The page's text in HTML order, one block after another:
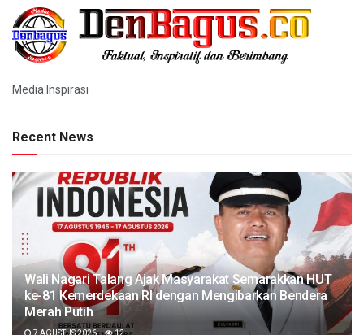
Media Inspirasi
Recent News
Wali Nagari Talang Ajak Masyarakat Semarakkan HUT
ke-81 Kemerdekaan RI dengan Mengibarkan Bendera
Merah Putih
7 AGUSTUS 2026 12